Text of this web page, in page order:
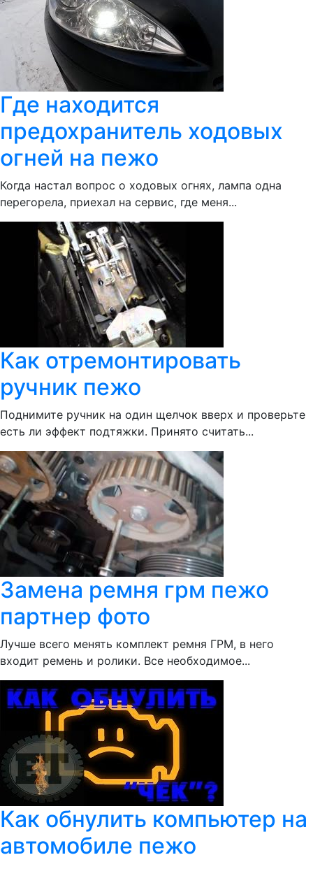
Где находится
предохранитель ходовых
огней на пежо
Когда настал вопрос о ходовых огнях, лампа одна
перегорела, приехал на сервис, где меня...
Как отремонтировать
ручник пежо
Поднимите ручник на один щелчок вверх и проверьте
есть ли эффект подтяжки. Принято считать...
Замена ремня грм пежо
партнер фото
Лучше всего менять комплект ремня ГРМ, в него
входит ремень и ролики. Все необходимое...
Как обнулить компьютер на
автомобиле пежо